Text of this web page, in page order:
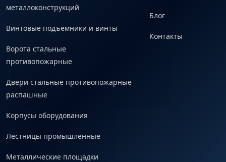
металлоконструкций
Винтовые подъемники и винты
Ворота стальные
противопожарные
Двери стальные противопожарные
распашные
Корпусы оборудования
Лестницы промышленные
Металлические площадки
Блог
Контакты